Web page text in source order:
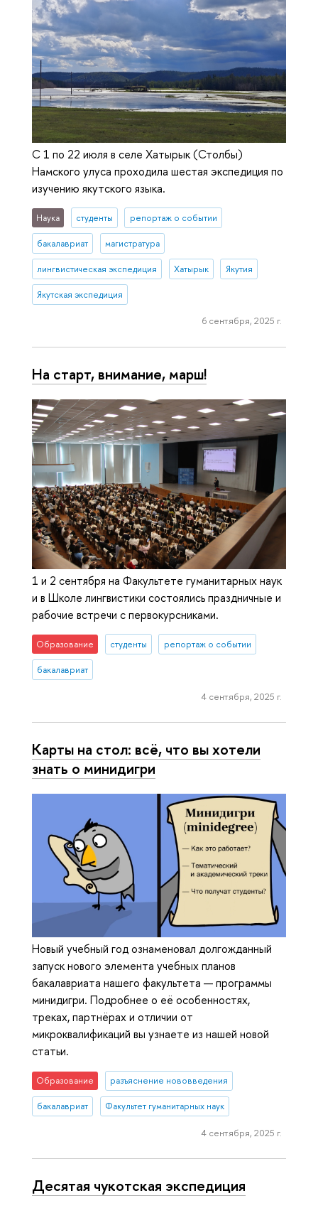
С 1 по 22 июля в селе Хатырык (Столбы)
Намского улуса проходила шестая экспедиция по
изучению якутского языка.
Наука студенты репортаж о событии
бакалавриат магистратура
лингвистическая экспедиция Хатырык Якутия
Якутская экспедиция
6 сентября, 2025 г.
На старт, внимание, марш!
1 и 2 сентября на Факультете гуманитарных наук
и в Школе лингвистики состоялись праздничные и
рабочие встречи с первокурсниками.
Образование студенты репортаж о событии
бакалавриат
4 сентября, 2025 г.
Карты на стол: всё, что вы хотели
знать о минидигри
Новый учебный год ознаменовал долгожданный
запуск нового элемента учебных планов
бакалавриата нашего факультета — программы
минидигри. Подробнее о её особенностях,
треках, партнёрах и отличии от
микроквалификаций вы узнаете из нашей новой
статьи.
Образование разъяснение нововведения
бакалавриат Факультет гуманитарных наук
4 сентября, 2025 г.
Десятая чукотская экспедиция